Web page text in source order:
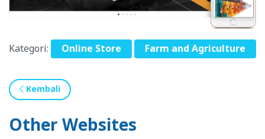
Kategori: Online Store Farm and Agriculture
Kembali
Other Websites